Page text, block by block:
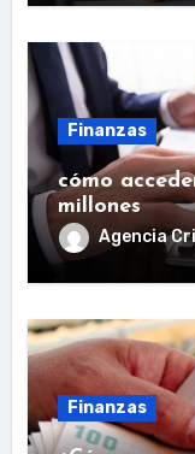
Finanzas
cómo
millones
Agencia
Finanzas